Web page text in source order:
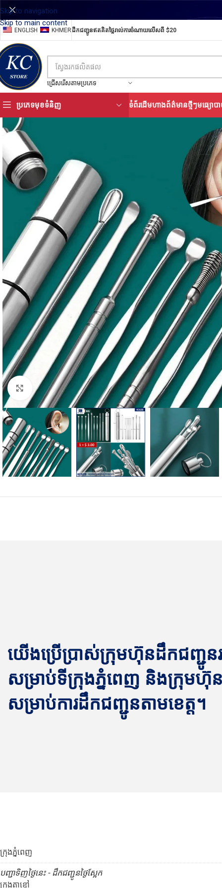
Skip to navigation
Skip to main content
ENGLISH KHMER ដឹកជញ្ជូនឥតគិតថ្លៃរាល់ការចំណាយលើសពី $20
ជ្រើសរើសតាមប្រភេទ
ប្រភេទមុខទំនិញ ទំព័រដើមហាងព័ត៌មានថ្មីៗមធ្យោប
Click to enlarge
យើងប្រើប្រាស់ក្រុមហ៊ុនដឹកជញ្ជូ
សម្រាប់ទីក្រុងភ្នំពេញ និងក្រុមហ៊ុន
សម្រាប់ការដឹកជញ្ជូនតាមខេត្ត។
ក្រុងភ្នំពេញ
បញ្ជាទិញថ្ងៃនេះ - ដឹកជញ្ជូនថ្ងៃស្អែក
ក្រុងតាខ្មៅ